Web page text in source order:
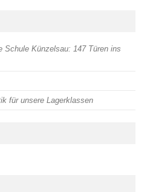
Schule Künzelsau: 147 Türen ins
für unsere Lagerklassen